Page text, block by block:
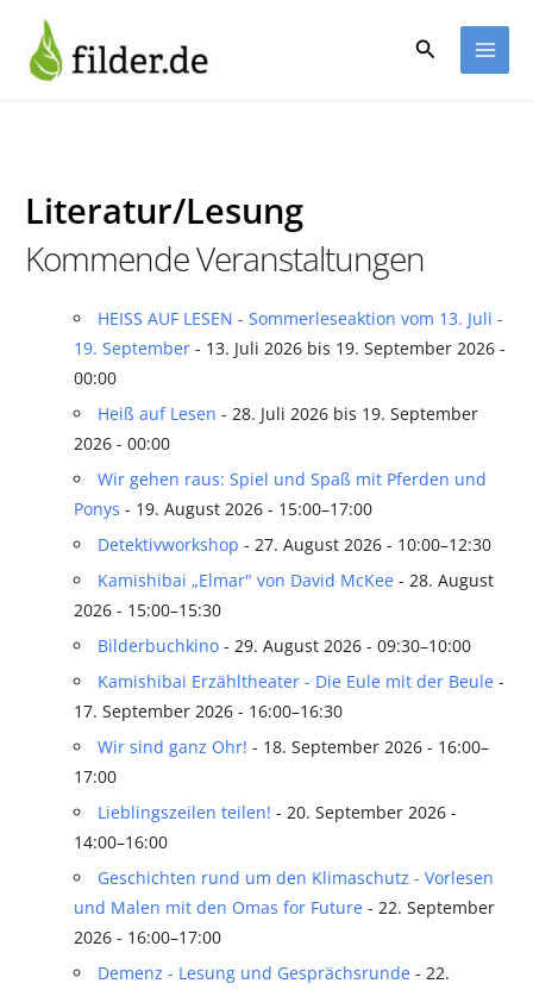
Inhalt
springen
Suchen
Literatur/Lesung
Kommende Veranstaltungen
HEISS AUF LESEN - Sommerleseaktion vom 13. Juli -
19. September - 13. Juli 2026 bis 19. September 2026 -
00:00
Heiß auf Lesen - 28. Juli 2026 bis 19. September
2026 - 00:00
Wir gehen raus: Spiel und Spaß mit Pferden und
Ponys - 19. August 2026 - 15:00–17:00
Detektivworkshop - 27. August 2026 - 10:00–12:30
Kamishibai „Elmar" von David McKee- 28. August
2026 - 15:00–15:30
Bilderbuchkino- 29. August 2026 - 09:30–10:00
Kamishibai Erzähltheater - Die Eule mit der Beule-
17. September 2026 - 16:00–16:30
Wir sind ganz Ohr! - 18. September 2026 - 16:00–
17:00
Lieblingszeilen teilen! - 20. September 2026 -
14:00–16:00
Geschichten rund um den Klimaschutz - Vorlesen
und Malen mit den Omas for Future - 22. September
2026 - 16:00–17:00
Demenz - Lesung und Gesprächsrunde- 22.